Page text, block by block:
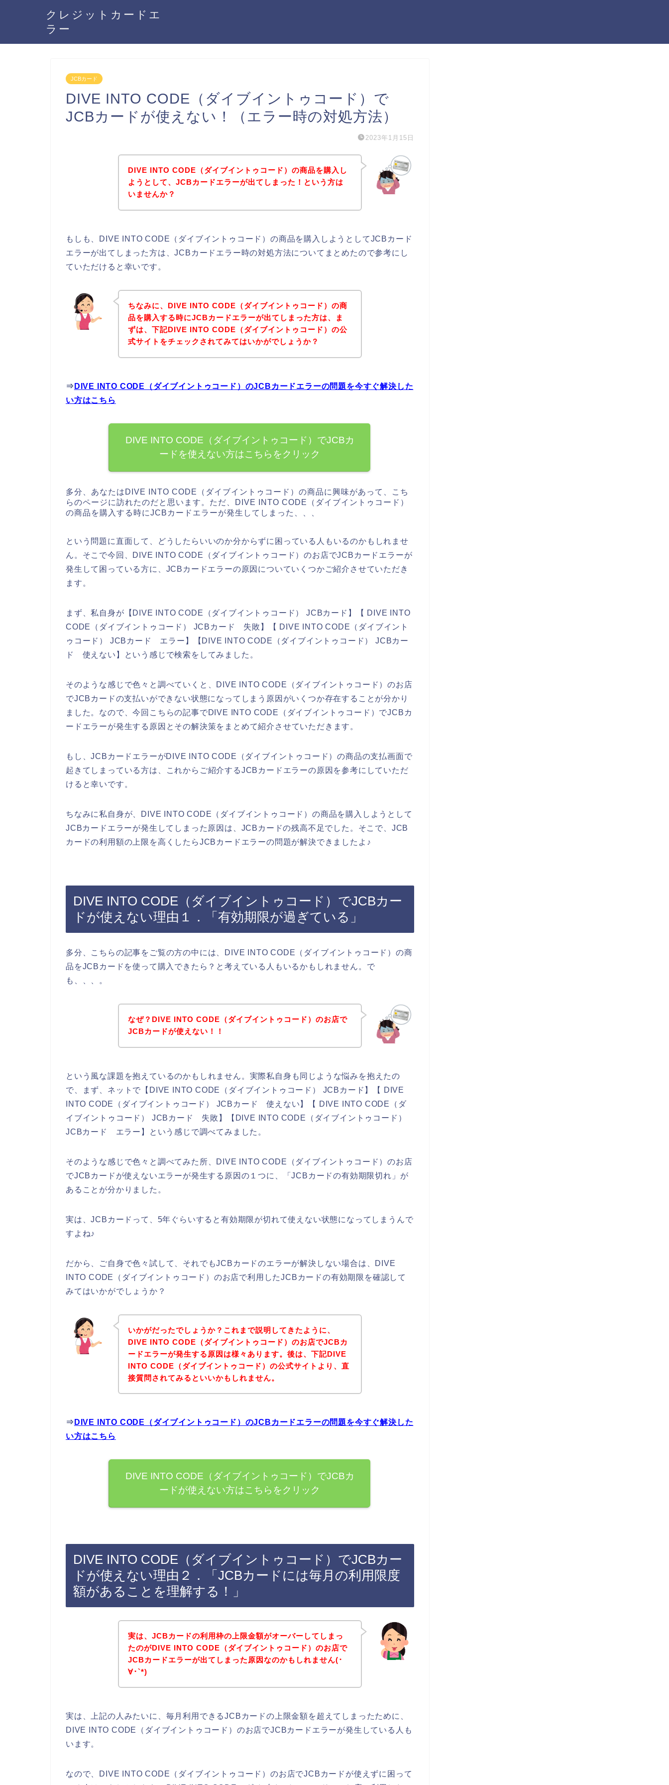
クレジットカードエ
ラー
JCBカード
DIVE INTO CODE（ダイブイントゥコード）で
JCBカードが使えない！（エラー時の対処方法）
2023年1月15日
DIVE INTO CODE（ダイブイントゥコード）の商品を購入し
ようとして、JCBカードエラーが出てしまった！という方は
いませんか？
もしも、DIVE INTO CODE（ダイブイントゥコード）の商品を購入しようとしてJCBカード
エラーが出てしまった方は、JCBカードエラー時の対処方法についてまとめたので参考にし
ていただけると幸いです。
ちなみに、DIVE INTO CODE（ダイブイントゥコード）の商
品を購入する時にJCBカードエラーが出てしまった方は、ま
ずは、下記DIVE INTO CODE（ダイブイントゥコード）の公
式サイトをチェックされてみてはいかがでしょうか？
⇒ DIVE INTO CODE（ダイブイントゥコード）のJCBカードエラーの問題を今すぐ解決した
い方はこちら
DIVE INTO CODE（ダイブイントゥコード）でJCBカ
ードを使えない方はこちらをクリック
多分、あなたはDIVE INTO CODE（ダイブイントゥコード）の商品に興味があって、こち
らのページに訪れたのだと思います。ただ、DIVE INTO CODE（ダイブイントゥコード）
の商品を購入する時にJCBカードエラーが発生してしまった、、、
という問題に直面して、どうしたらいいのか分からずに困っている人もいるのかもしれませ
ん。そこで今回、DIVE INTO CODE（ダイブイントゥコード）のお店でJCBカードエラーが
発生して困っている方に、JCBカードエラーの原因についていくつかご紹介させていただき
ます。
まず、私自身が【DIVE INTO CODE（ダイブイントゥコード） JCBカード】【 DIVE INTO
CODE（ダイブイントゥコード） JCBカード 失敗】【 DIVE INTO CODE（ダイブイント
ゥコード） JCBカード エラー】【DIVE INTO CODE（ダイブイントゥコード） JCBカー
ド 使えない】という感じで検索をしてみました。
そのような感じで色々と調べていくと、DIVE INTO CODE（ダイブイントゥコード）のお店
でJCBカードの支払いができない状態になってしまう原因がいくつか存在することが分かり
ました。なので、今回こちらの記事でDIVE INTO CODE（ダイブイントゥコード）でJCBカ
ードエラーが発生する原因とその解決策をまとめて紹介させていただきます。
もし、JCBカードエラーがDIVE INTO CODE（ダイブイントゥコード）の商品の支払画面で
起きてしまっている方は、これからご紹介するJCBカードエラーの原因を参考にしていただ
けると幸いです。
ちなみに私自身が、DIVE INTO CODE（ダイブイントゥコード）の商品を購入しようとして
JCBカードエラーが発生してしまった原因は、JCBカードの残高不足でした。そこで、JCB
カードの利用額の上限を高くしたらJCBカードエラーの問題が解決できましたよ♪
DIVE INTO CODE（ダイブイントゥコード）でJCBカー
ドが使えない理由１．「有効期限が過ぎている」
多分、こちらの記事をご覧の方の中には、DIVE INTO CODE（ダイブイントゥコード）の商
品をJCBカードを使って購入できたら？と考えている人もいるかもしれません。で
も、、、。
なぜ？DIVE INTO CODE（ダイブイントゥコード）のお店で
JCBカードが使えない！！
という風な課題を抱えているのかもしれません。実際私自身も同じような悩みを抱えたの
で、まず、ネットで【DIVE INTO CODE（ダイブイントゥコード） JCBカード】【 DIVE
INTO CODE（ダイブイントゥコード） JCBカード 使えない】【 DIVE INTO CODE（ダ
イブイントゥコード） JCBカード 失敗】【DIVE INTO CODE（ダイブイントゥコード）
JCBカード エラー】という感じで調べてみました。
そのような感じで色々と調べてみた所、DIVE INTO CODE（ダイブイントゥコード）のお店
でJCBカードが使えないエラーが発生する原因の１つに、「JCBカードの有効期限切れ」が
あることが分かりました。
実は、JCBカードって、5年ぐらいすると有効期限が切れて使えない状態になってしまうんで
すよね♪
だから、ご自身で色々試して、それでもJCBカードのエラーが解決しない場合は、DIVE
INTO CODE（ダイブイントゥコード）のお店で利用したJCBカードの有効期限を確認して
みてはいかがでしょうか？
いかがだったでしょうか？これまで説明してきたように、
DIVE INTO CODE（ダイブイントゥコード）のお店でJCBカ
ードエラーが発生する原因は様々あります。後は、下記DIVE
INTO CODE（ダイブイントゥコード）の公式サイトより、直
接質問されてみるといいかもしれません。
⇒ DIVE INTO CODE（ダイブイントゥコード）のJCBカードエラーの問題を今すぐ解決した
い方はこちら
DIVE INTO CODE（ダイブイントゥコード）でJCBカ
ードが使えない方はこちらをクリック
DIVE INTO CODE（ダイブイントゥコード）でJCBカー
ドが使えない理由２．「JCBカードには毎月の利用限度
額があることを理解する！」
実は、JCBカードの利用枠の上限金額がオーバーしてしまっ
たのがDIVE INTO CODE（ダイブイントゥコード）のお店で
JCBカードエラーが出てしまった原因なのかもしれません(･
∀･`*)
実は、上記の人みたいに、毎月利用できるJCBカードの上限金額を超えてしまったために、
DIVE INTO CODE（ダイブイントゥコード）のお店でJCBカードエラーが発生している人も
います。
なので、DIVE INTO CODE（ダイブイントゥコード）のお店でJCBカードが使えずに困って